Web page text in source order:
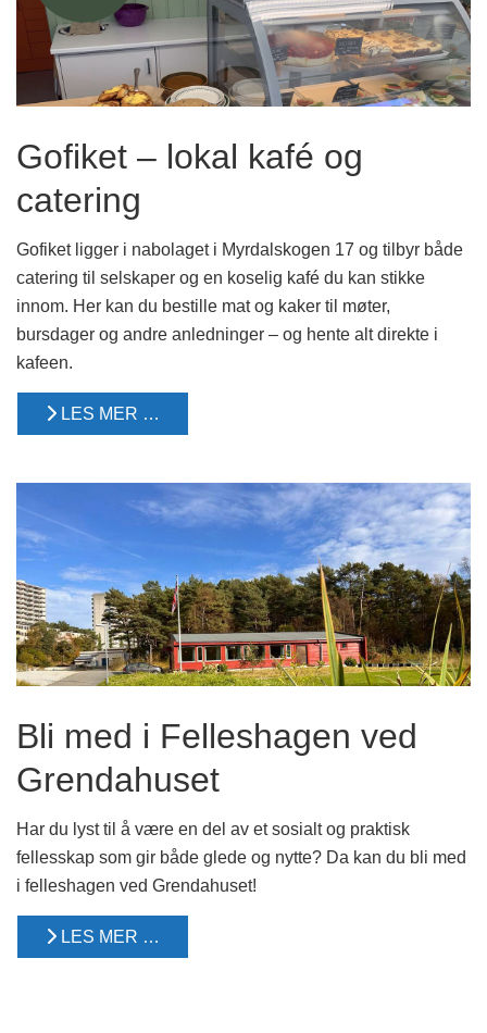
Gofiket – lokal kafé og
catering
Gofiket ligger i nabolaget i Myrdalskogen 17 og tilbyr både
catering til selskaper og en koselig kafé du kan stikke
innom. Her kan du bestille mat og kaker til møter,
bursdager og andre anledninger – og hente alt direkte i
kafeen.
LES MER …
Bli med i Felleshagen ved
Grendahuset
Har du lyst til å være en del av et sosialt og praktisk
fellesskap som gir både glede og nytte? Da kan du bli med
i felleshagen ved Grendahuset!
LES MER …